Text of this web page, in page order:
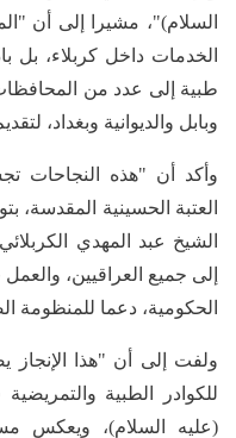
السلام)"، مشيرا إلى أن
طبية إلى عدد من
وبابل والديوانية وبغداد،
وأكد أن "هذه النجاحات
العتبة الحسينية المقدسة،
الشيخ عبد المهدي
إلى جميع العراقيين،
الحكومية، دعما للمنظومة
ولفت إلى أن "هذا
للكوادر الطبية
(عليه السلام)، ويعكس